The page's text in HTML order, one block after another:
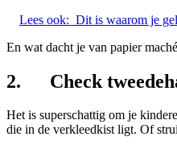
Lees ook: Dit is waarom je
En wat dacht je van papier
2. Check
Het is superschattig om je
die in de verkleedkist ligt. Of